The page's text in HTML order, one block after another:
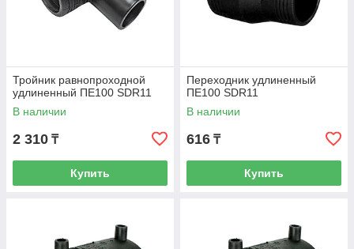
Тройник равнопроходной
удлиненный ПЕ100 SDR11
В наличии
2 310 ₸
Купить
Переходник удлиненный
ПЕ100 SDR11
В наличии
616 ₸
Купить